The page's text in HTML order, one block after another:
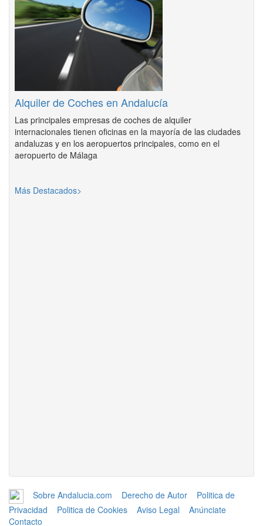
Alquiler de Coches en Andalucía
Las principales empresas de coches de alquiler
internacionales tienen oficinas en la mayoría de las ciudades
andaluzas y en los aeropuertos principales, como en el
aeropuerto de Málaga
Más Destacados>
Sobre Andalucia.com Derecho de Autor
Politica de
Privacidad
Politica de Cookies Aviso Legal
Anúnciate
Contacto